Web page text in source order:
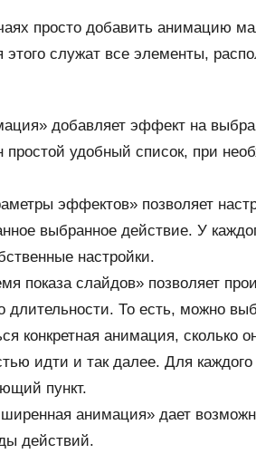
просто добавить анимацию
этого служат все элементы,
добавляет эффект на
простой удобный список, при
эффектов» позволяет
выбранное действие. У
настройки.
показа слайдов» позволяет
длительности. То есть, можно
конкретная анимация, сколько
идти и так далее. Для
пункт.
анимация» дает
действий.